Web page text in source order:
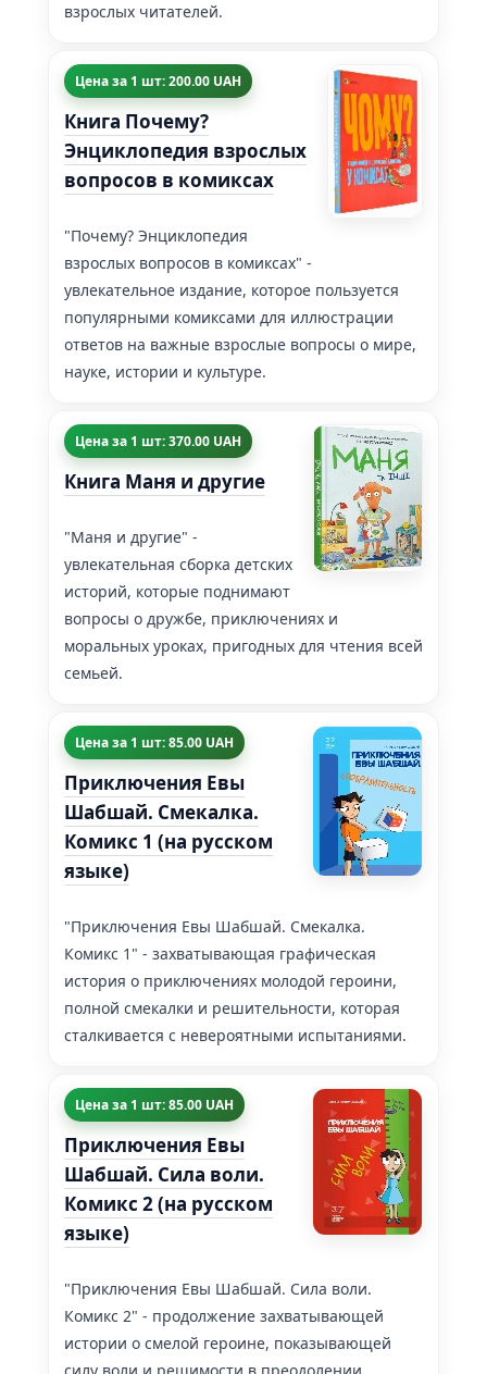
взрослых читателей.
Цена за 1 шт: 200.00 UAH
Книга Почему?
Энциклопедия взрослых
вопросов в комиксах
"Почему? Энциклопедия
взрослых вопросов в комиксах" -
увлекательное издание, которое пользуется
популярными комиксами для иллюстрации
ответов на важные взрослые вопросы о мире,
науке, истории и культуре.
Цена за 1 шт: 370.00 UAH
Книга Маня и другие
"Маня и другие" -
увлекательная сборка детских
историй, которые поднимают
вопросы о дружбе, приключениях и
моральных уроках, пригодных для чтения всей
семьей.
Цена за 1 шт: 85.00 UAH
Приключения Евы
Шабшай. Смекалка.
Комикс 1 (на русском
языке)
"Приключения Евы Шабшай. Смекалка.
Комикс 1" - захватывающая графическая
история о приключениях молодой героини,
полной смекалки и решительности, которая
сталкивается с невероятными испытаниями.
Цена за 1 шт: 85.00 UAH
Приключения Евы
Шабшай. Сила воли.
Комикс 2 (на русском
языке)
"Приключения Евы Шабшай. Сила воли.
Комикс 2" - продолжение захватывающей
истории о смелой героине, показывающей